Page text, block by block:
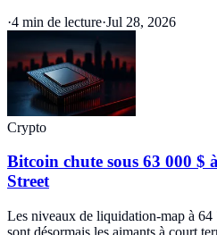
·4 min de lecture·Jul 28, 2026
Crypto
Bitcoin chute sous 63 000 $
Street
Les niveaux de liquidation-map à
sont désormais les aimants à court